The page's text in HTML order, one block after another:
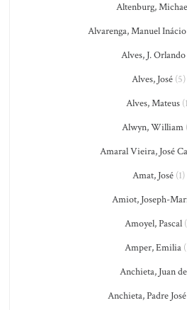
Altenburg,
Alvarenga, Manuel
Alves, J. Orlando
Alves, José (5)
Alves, Mateus
Alwyn, William
Amaral Vieira, José
Amat, José (1)
Amiot, Joseph-
Amoyel, Pascal
Amper, Emilia
Anchieta, Juan de
Anchieta, Padre